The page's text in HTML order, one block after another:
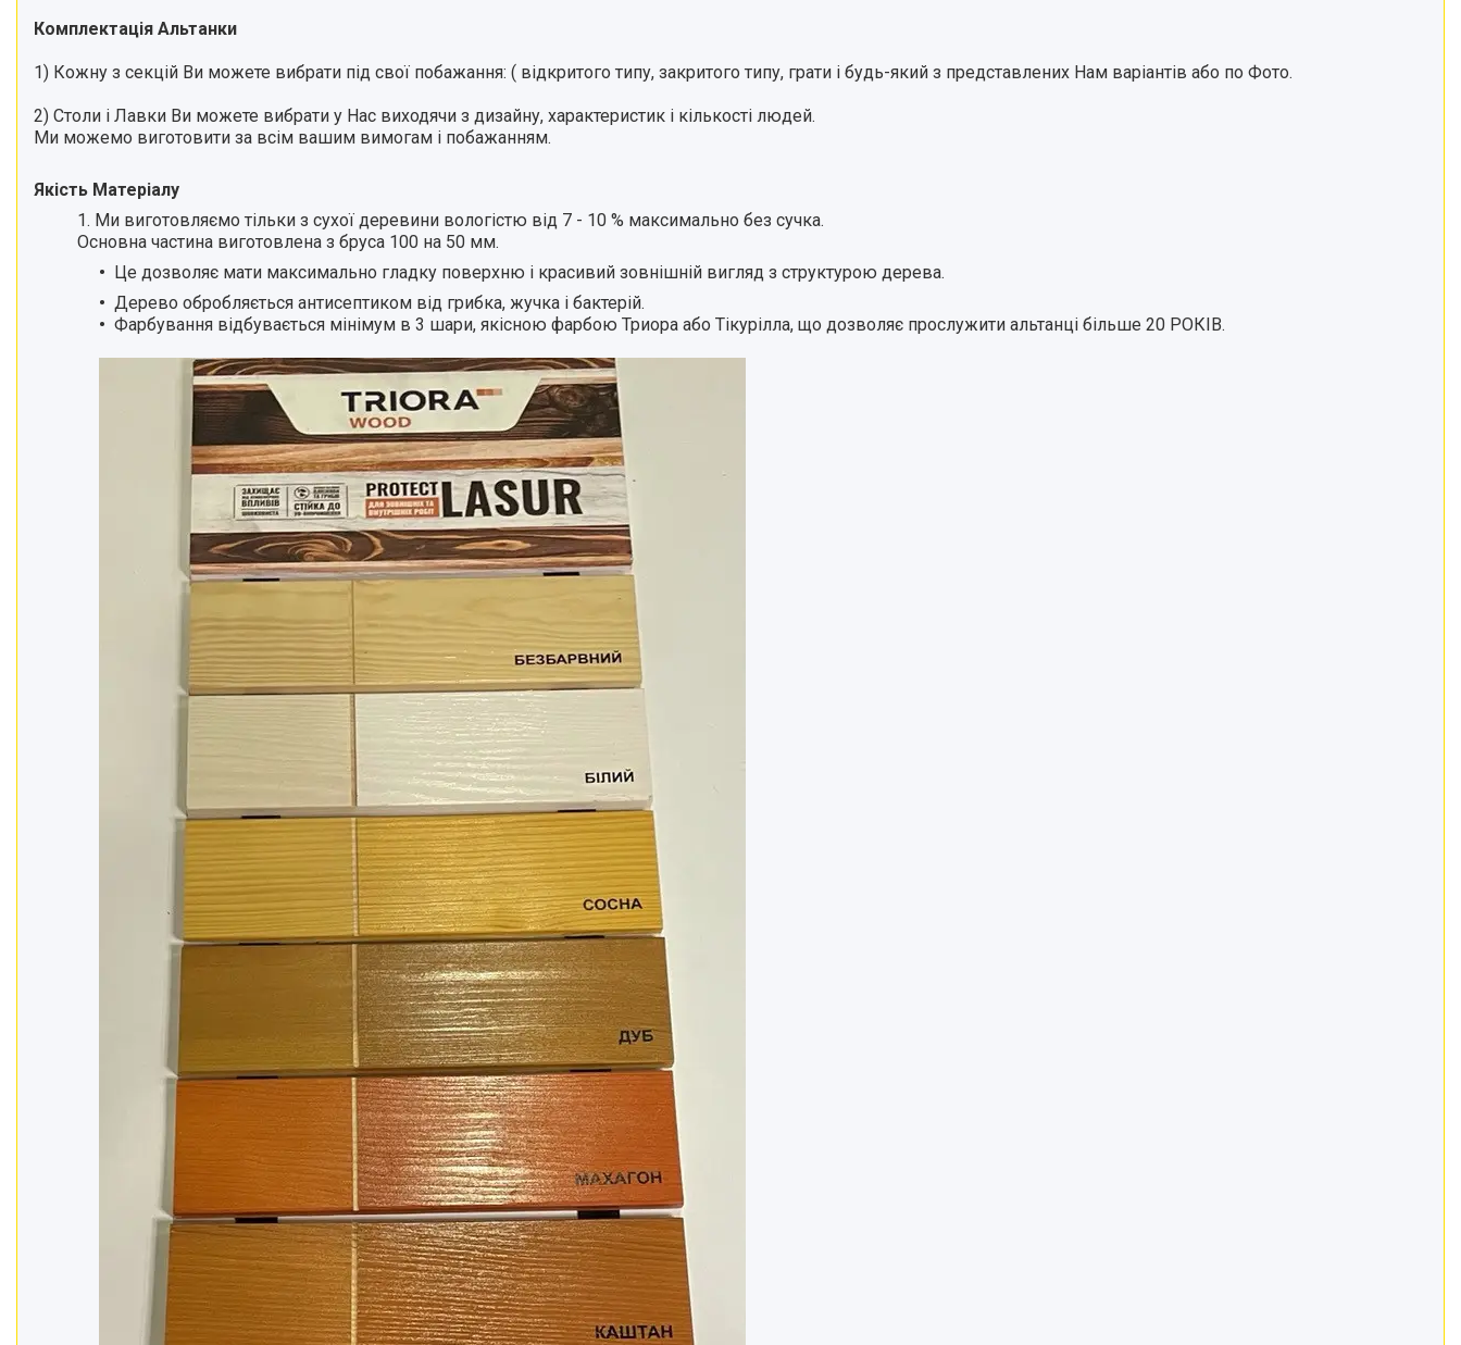
Комплектація Альтанки
1) Кожну з секцій Ви можете вибрати під свої побажання: ( відкритого типу, закритого типу, грати і будь-який з представлених Нам варіантів або по Фото.
2) Столи і Лавки Ви можете вибрати у Нас виходячи з дизайну, характеристик і кількості людей.
Ми можемо виготовити за всім вашим вимогам і побажанням.
Якість Матеріалу
1. Ми виготовляємо тільки з сухої деревини вологістю від 7 - 10 % максимально без сучка.
Основна частина виготовлена з бруса 100 на 50 мм.
Це дозволяє мати максимально гладку поверхню і красивий зовнішній вигляд з структурою дерева.
Дерево обробляється антисептиком від грибка, жучка і бактерій.
Фарбування відбувається мінімум в 3 шари, якісною фарбою Триора або Тікурілла, що дозволяє прослужити альтанці більше 20 РОКІВ.